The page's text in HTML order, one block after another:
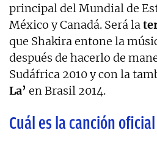
principal del Mundial de
México y Canadá. Será la
que Shakira entone la
después de hacerlo de
Sudáfrica 2010 y con la
La’ en Brasil 2014.
Cuál es la canción